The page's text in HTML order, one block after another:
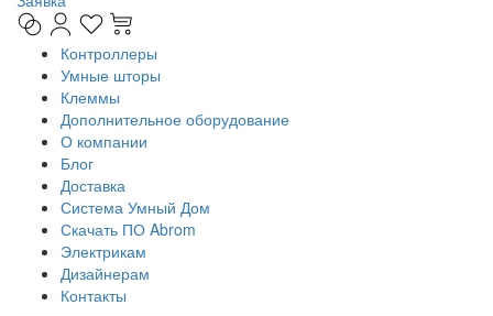
Контроллеры
Умные шторы
Клеммы
Дополнительное оборудование
О компании
Блог
Доставка
Система Умный Дом
Скачать ПО Abrom
Электрикам
Дизайнерам
Контакты